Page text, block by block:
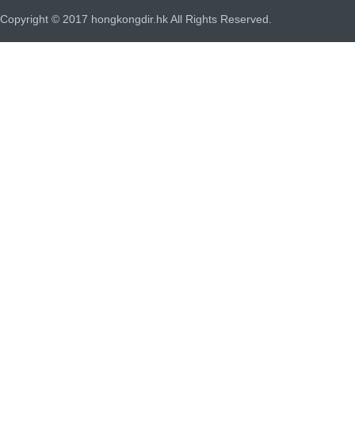
Copyright © 2017 hongkongdir.hk All Rights Reserved.